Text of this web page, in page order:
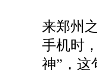
来郑州
手机时
神”， 这